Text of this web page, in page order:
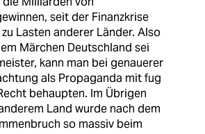
seit der Finanzkrise
zu Lasten anderer Länder. Also
Märchen Deutschland sei
kann man bei genauerer
als Propaganda mit fug
behaupten. Im Übrigen
Land wurde nach dem
so massiv beim